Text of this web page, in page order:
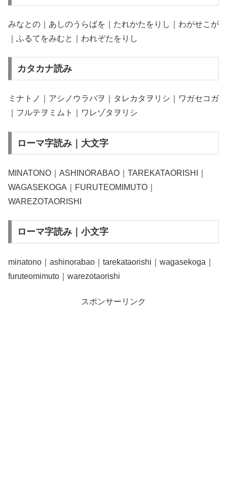
みなとの｜あしのうらばを｜たれかたをりし｜わがせこが
｜ふるてをみむと｜われぞたをりし
カタカナ読み
ミナトノ｜アシノウラバヲ｜タレカタヲリシ｜ワガセコガ
｜フルテヲミムト｜ワレゾタヲリシ
ローマ字読み｜大文字
MINATONO｜ASHINORABAO｜TAREKATAORISHI｜
WAGASEKOGA｜FURUTEOMIMUTO｜
WAREZOTAORISHI
ローマ字読み｜小文字
minatono｜ashinorabao｜tarekataorishi｜wagasekoga｜
furuteomimuto｜warezotaorishi
スポンサーリンク